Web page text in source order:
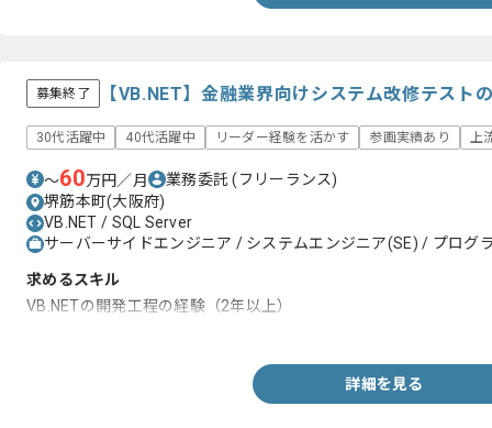
募集終了 【VB.NET】金融業界向けシステム改修テスト
30代活躍中 40代活躍中 リーダー経験を活かす 参画実績あり 上
〜60万円／月 業務委託(フリーランス)
堺筋本町(大阪府)
VB.NET / SQL Server
サーバーサイドエンジニア / システムエンジニア(SE) / プログ
求めるスキル
VB.NETの開発工程の経験（2年以上）
詳細を見る